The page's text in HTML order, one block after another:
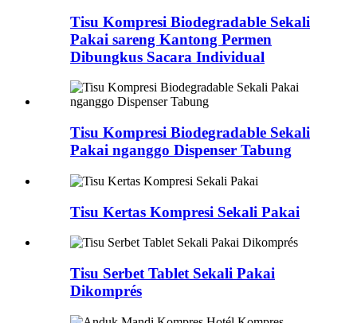
Tisu Kompresi Biodegradable Sekali
Pakai sareng Kantong Permen
Dibungkus Sacara Individual
Tisu Kompresi Biodegradable Sekali
Pakai nganggo Dispenser Tabung
Tisu Kertas Kompresi Sekali Pakai
Tisu Serbet Tablet Sekali Pakai
Dikomprés